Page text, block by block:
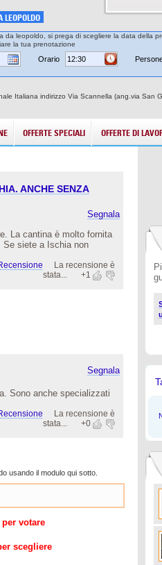
LEOPOLDO
da leopoldo, si prega di scegliere la data della
la tua prenotazione
Orario
Italiana indirizzo Via Scannella (ang.via
OFFERTE SPECIALI OFFERTE DI
ANCHE SENZA
Segnala
La cantina è molto fornita
siete a Ischia non
La recensione è
stata...
+1
Segnala
Sono anche specializzati
La recensione è
stata...
+0
usando il modulo qui sotto.
votare
scegliere